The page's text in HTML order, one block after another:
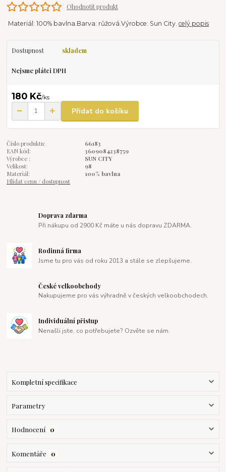
Ohodnotit produkt
Materiál: 100% bavlna.Barva: růžová.Výrobce: Sun City.celý popis
Dostupnost skladem
Nejsme plátci DPH
180 Kč/ks
Přidat do košíku
Číslo produktu:
66183
EAN kód:
3609084238759
Výrobce :
SUN CITY
Velikost:
98
Materiál:
100% bavlna
Hlídat cenu / dostupnost
Doprava zdarma
Při nákupu od 2900 Kč máte u nás dopravu ZDARMA.
Rodinná firma
Jsme tu pro vás od roku 2013 a stále se zlepšujeme.
České velkoobchody
Nakupujeme pro vás výhradně v českých velkoobchodech.
Individuální přistup
Nenašli jste, co potřebujete? Ozvěte se nám.
Kompletní specifikace
Parametry
Hodnocení 0
Komentáře 0